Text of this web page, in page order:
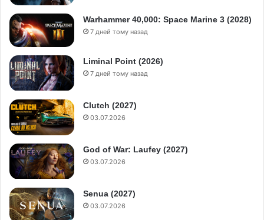
Warhammer 40,000: Space Marine 3 (2028)
7 дней тому назад
Liminal Point (2026)
7 дней тому назад
Clutch (2027)
03.07.2026
God of War: Laufey (2027)
03.07.2026
Senua (2027)
03.07.2026